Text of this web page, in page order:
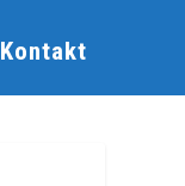
Kontakt